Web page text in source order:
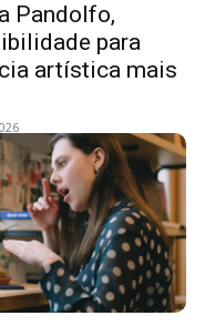
Pandolfo,
para
artística mais